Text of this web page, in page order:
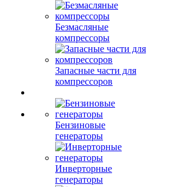
Безмасляные
компрессоры
Запасные части для
компрессоров
Бензиновые
генераторы
Инверторные
генераторы